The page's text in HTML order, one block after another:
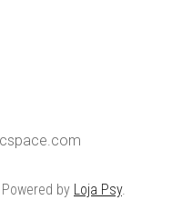
by Loja Psy.